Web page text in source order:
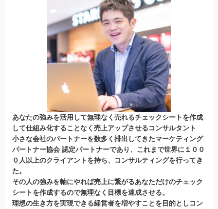
あなたの強みを活用して無理なく売れるチェックシートを作成
して仕組み化することなく売上アップさせるコンサルタント
小さな会社のパートナーを数多く排出してきたマーケティング
パートナー協会 認定パートナーであり、これまで世界に１００
０人以上のクライアントを持ち、コンサルティングを行ってき
た。
その人の強みを軸にやれば売上に繋がるあなただけのチェック
シートを作成するので無理なく目標を達成させる。
理想の生き方を実現できる経営者を増やすことを目的としコン